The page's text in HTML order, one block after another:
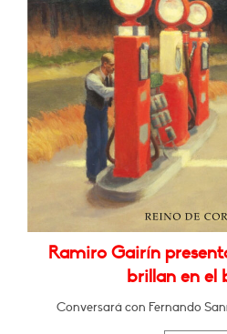
Ramiro Gairín
brillan en el
Conversará con Fernando